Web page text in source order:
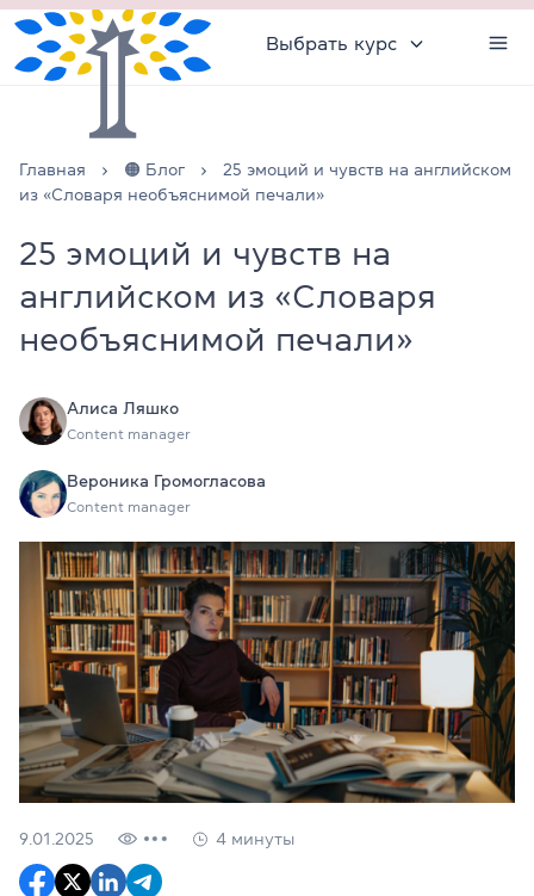
Выбрать курс
Главная 🟠 Блог
25 эмоций и чувств на английском
из «Словаря необъяснимой печали»
25 эмоций и чувств на
английском из «Словаря
необъяснимой печали»
Алиса Ляшко
Content manager
Вероника Громогласова
Content manager
9.01.2025 4 минуты